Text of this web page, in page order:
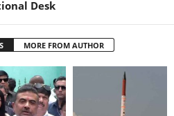
Desk
MORE FROM AUTHOR